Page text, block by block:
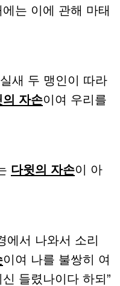
는 이에 관해 마태
새 두 맹인이 따라
의 자손이여 우리를
다윗의 자손이 아
에서 나와서 소리
이여 나를 불쌍히 여
들렸나이다 하되”